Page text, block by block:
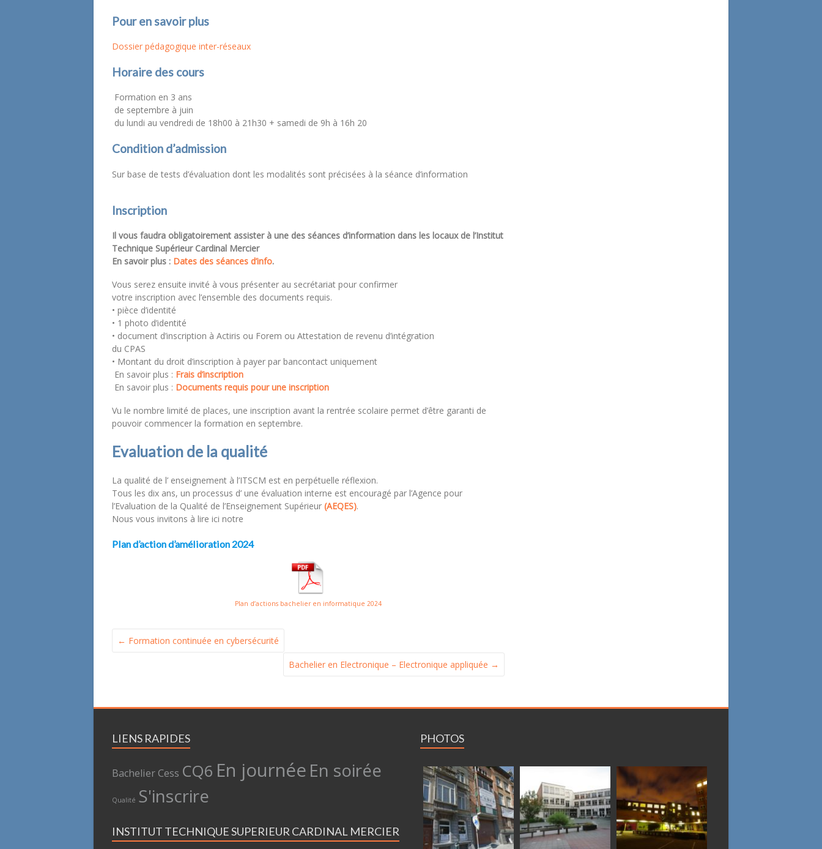
Pour en savoir plus
Dossier pédagogique inter-réseaux
Horaire des cours
Formation en 3 ans
de septembre à juin
du lundi au vendredi de 18h00 à 21h30 + samedi de 9h à 16h 20
Condition d’admission
Sur base de tests d’évaluation dont les modalités sont précisées à la séance d’information
Inscription
Il vous faudra obligatoirement assister à une des séances d’information dans les locaux de l’Institut
Technique Supérieur Cardinal Mercier
En savoir plus : Dates des séances d’info.
Vous serez ensuite invité à vous présenter au secrétariat pour confirmer
votre inscription avec l’ensemble des documents requis.
• pièce d’identité
• 1 photo d’identité
• document d’inscription à Actiris ou Forem ou Attestation de revenu d’intégration
du CPAS
• Montant du droit d’inscription à payer par bancontact uniquement
En savoir plus : Frais d’inscription
En savoir plus : Documents requis pour une inscription
Vu le nombre limité de places, une inscription avant la rentrée scolaire permet d’être garanti de
pouvoir commencer la formation en septembre.
Evaluation de la qualité
La qualité de l’ enseignement à l’ITSCM est en perpétuelle réflexion.
Tous les dix ans, un processus d’ une évaluation interne est encouragé par l’Agence pour
l’Evaluation de la Qualité de l’Enseignement Supérieur (AEQES).
Nous vous invitons à lire ici notre
Plan d’action d’amélioration 2024
Plan d’actions bachelier en informatique 2024
← Formation continuée en cybersécurité
Bachelier en Electronique – Electronique appliquée →
LIENS RAPIDES
Bachelier Cess CQ6 En journée En soirée
Qualité S'inscrire
INSTITUT TECHNIQUE SUPERIEUR CARDINAL MERCIER
PHOTOS